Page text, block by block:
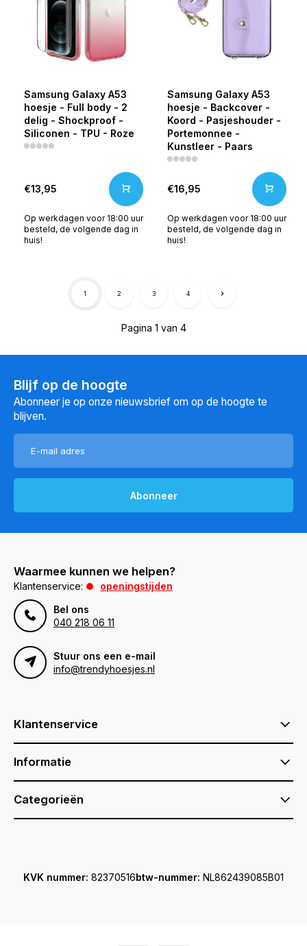
Samsung Galaxy A53
hoesje - Full body - 2
delig - Shockproof -
Siliconen - TPU - Roze
€13,95
Op werkdagen voor 18:00 uur
besteld, de volgende dag in
huis!
Samsung Galaxy A53
hoesje - Backcover -
Koord - Pasjeshouder -
Portemonnee -
Kunstleer - Paars
€16,95
Op werkdagen voor 18:00 uur
besteld, de volgende dag in
huis!
Pagina 1 van 4
1 2 3 4
Blijf op de hoogte
Abonneer je op onze nieuwsbrief om op de hoogte te
blijven.
Abonneer
Waarmee kunnen we helpen?
Klantenservice:
openingstijden
Bel ons
040 218 06 11
Stuur ons een e-mail
info@trendyhoesjes.nl
Klantenservice
Informatie
Categorieën
KVK nummer: 82370516btw-nummer: NL862439085B01